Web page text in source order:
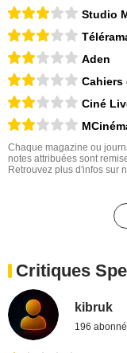
Studio
Aden
Cahiers
Ciné
Chaque magazine ou
notes attribuées sont
Retrouvez plus d'infos sur
Critiques
kibruk
196